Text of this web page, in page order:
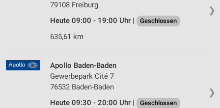
❯
79108 Freiburg
Heute 09:00 - 19:00 Uhr |
Geschlossen
635,61 km
❯
Apollo Baden-Baden
Gewerbepark Cité 7
76532 Baden-Baden
Heute 09:30 - 20:00 Uhr |
Geschlossen